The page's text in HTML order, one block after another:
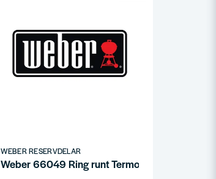
WEBER RESERVDELAR
Weber 66049 Ring runt Termometer Genesis II